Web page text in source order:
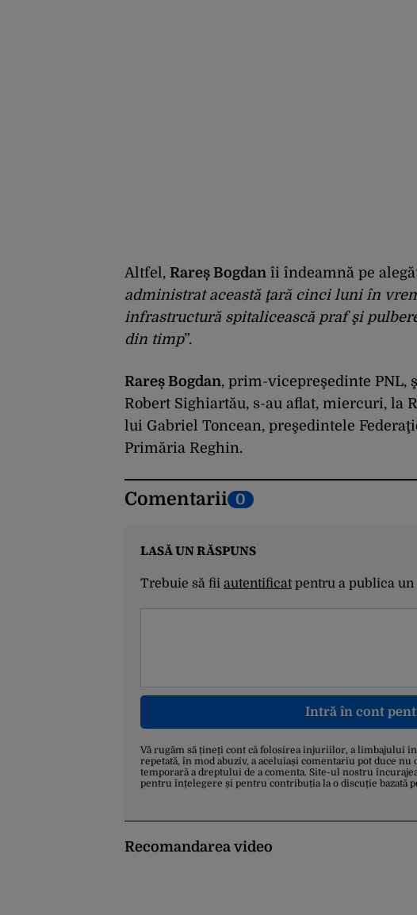
Altfel, Rareș Bogdan îi îndeamnă pe
administrat această ţară cinci luni în
infrastructură spitalicească praf şi
din timp”.
Rareș Bogdan, prim-vicepreşedinte PNL,
Robert Sighiartău, s-au aflat, miercuri, la
lui Gabriel Toncean, preşedintele
Primăria Reghin.
Comentarii 0
LASĂ UN RĂSPUNS
Trebuie să fii autentificatpentru a publica un
Intră în cont
Vă rugăm să țineți cont că folosirea injuriilor, a limbajului
repetată, în mod abuziv, a aceluiași comentariu pot duce
temporară a dreptului de a comenta. Site-ul nostru
pentru înțelegere și pentru contribuția la o discuție bazată
Recomandarea video